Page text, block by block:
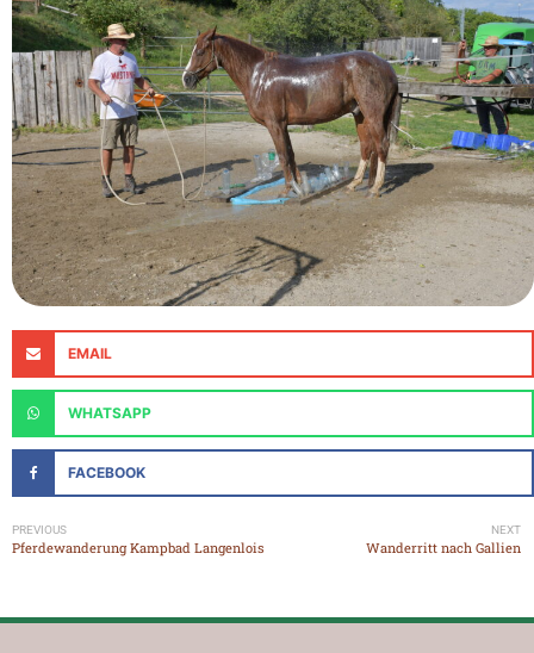
EMAIL
WHATSAPP
FACEBOOK
PREVIOUS
Pferdewanderung Kampbad Langenlois
NEXT
Wanderritt nach Gallien